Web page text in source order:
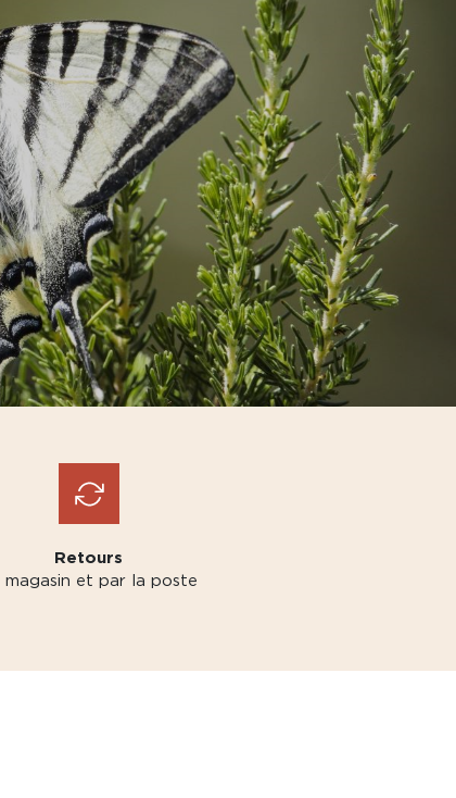
Retours
magasin et par la poste